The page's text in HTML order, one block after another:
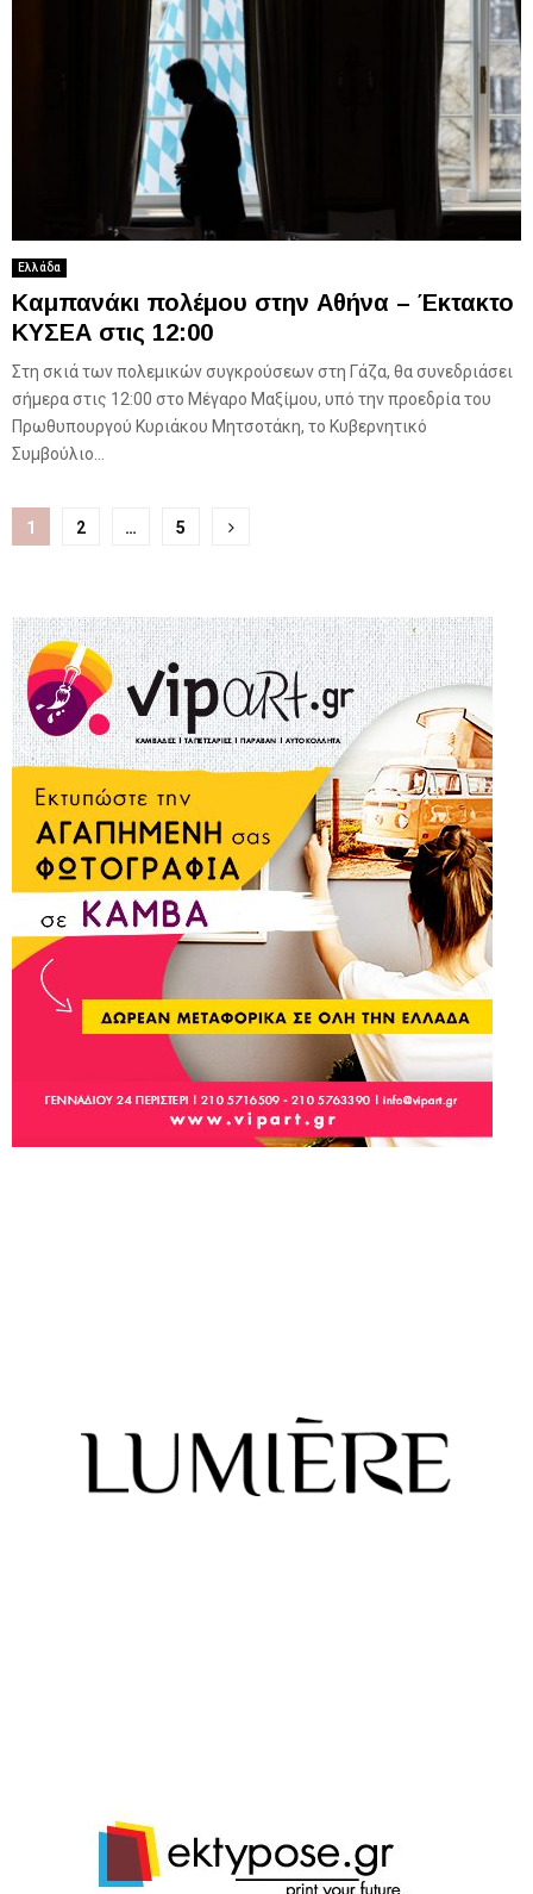
Ελλάδα
Καμπανάκι πολέμου στην Αθήνα – Έκτακτο
ΚΥΣΕΑ στις 12:00
Στη σκιά των πολεμικών συγκρούσεων στη Γάζα, θα συνεδριάσει
σήμερα στις 12:00 στο Μέγαρο Μαξίμου, υπό την προεδρία του
Πρωθυπουργού Κυριάκου Μητσοτάκη, το Κυβερνητικό
Συμβούλιο...
Σελιδοποίηση
1 2 … 5